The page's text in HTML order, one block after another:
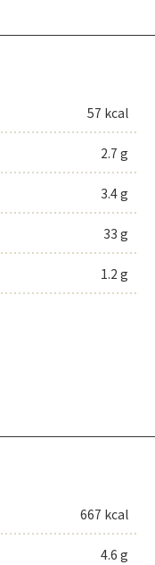
57 kcal
2.7 g
3.4 g
33 g
1.2 g
667 kcal
4.6 g